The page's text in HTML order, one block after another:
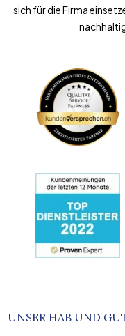
sich für die Firma
UNSER HAB UND